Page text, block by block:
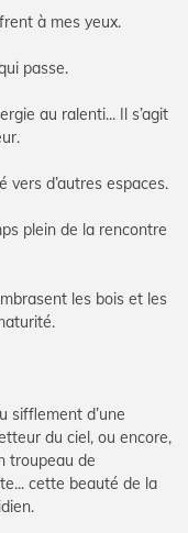
à mes yeux.
passe.
au ralenti... Il s’agit
vers d’autres espaces.
plein de la rencontre
les bois et les
sifflement d’une
du ciel, ou encore,
troupeau de
cette beauté de la